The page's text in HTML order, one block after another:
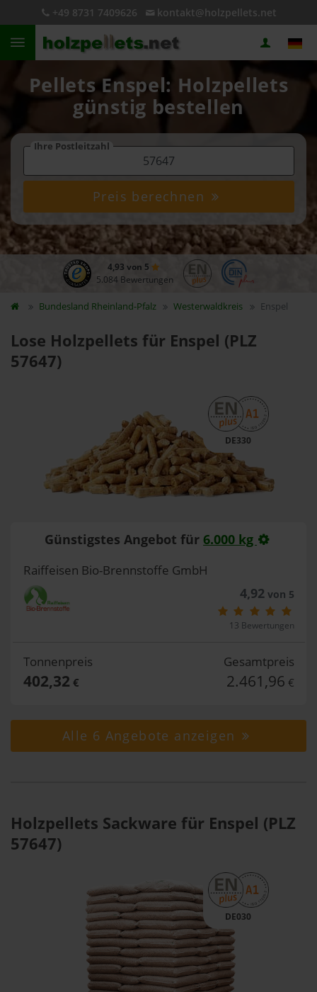
+49 8731 7409626 kontakt@holzpellets.net
Pellets Enspel: Holzpellets
günstig bestellen
Ihre Postleitzahl
Preis berechnen
4,93 von 5
5.084 Bewertungen
Bundesland Rheinland-Pfalz Westerwaldkreis Enspel
Lose Holzpellets für Enspel (PLZ
57647)
DE330
Günstigstes Angebot für 6.000 kg
Raiffeisen Bio-Brennstoffe GmbH
4,92von 5
13 Bewertungen
Tonnenpreis
402,32 €
Gesamtpreis
2.461,96 €
Alle 6 Angebote anzeigen
Holzpellets Sackware für Enspel (PLZ
57647)
DE030